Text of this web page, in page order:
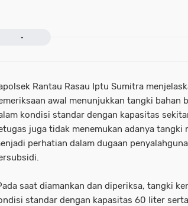
-
Rantau Rasau Iptu Sumitra
awal menunjukkan tangki bahan
kondisi standar dengan kapasitas
juga tidak menemukan adanya tangki
perhatian dalam dugaan
saat diamankan dan diperiksa, tangki
standar dengan kapasitas 60 liter